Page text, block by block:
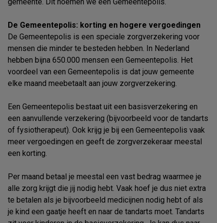
De Gemeentepolis: korting en hogere vergoedingen
De Gemeentepolis is een speciale zorgverzekering voor
mensen die minder te besteden hebben. In Nederland
hebben bijna 650.000 mensen een Gemeentepolis. Het
voordeel van een Gemeentepolis is dat jouw gemeente
elke maand meebetaalt aan jouw zorgverzekering.
Een Gemeentepolis bestaat uit een basisverzekering en
een aanvullende verzekering (bijvoorbeeld voor de tandarts
of fysiotherapeut). Ook krijg je bij een Gemeentepolis vaak
meer vergoedingen en geeft de zorgverzekeraar meestal
een korting.
Per maand betaal je meestal een vast bedrag waarmee je
alle zorg krijgt die jij nodig hebt. Vaak hoef je dus niet extra
te betalen als je bijvoorbeeld medicijnen nodig hebt of als
je kind een gaatje heeft en naar de tandarts moet. Tandarts